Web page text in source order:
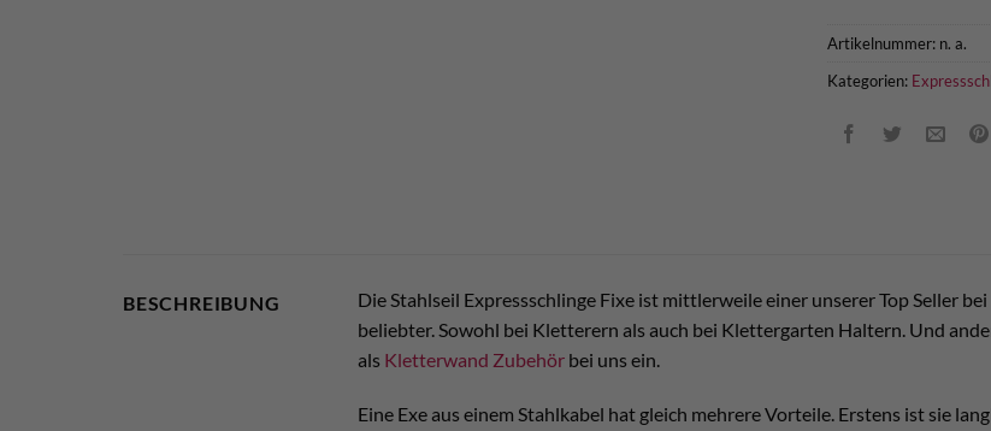
Artikelnummer: n. a.
Kategorien:
BESCHREIBUNG
Die Stahlseil Expressschlinge Fixe ist mittlerweile einer unserer Top Seller
beliebter. Sowohl bei Kletterern als auch bei Klettergarten Haltern. Und
als Kletterwand Zubehör bei uns ein.
Eine Exe aus einem Stahlkabel hat gleich mehrere Vorteile. Erstens ist sie